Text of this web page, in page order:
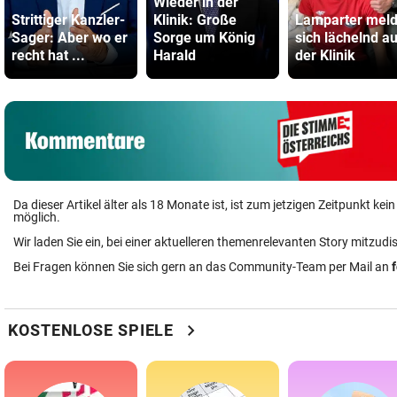
Strittiger Kanzler-
Sager: Aber wo er
recht hat ...
Klinik: Große
Sorge um König
Harald
Lamparter
sich lächelnd
der Klinik
Da dieser Artikel älter als 18 Monate ist, ist zum jetzigen Zeitpunkt
möglich.
Wir laden Sie ein, bei einer aktuelleren themenrelevanten Story
Bei Fragen können Sie sich gern an das Community-Team per Mail an
KOSTENLOSE SPIELE chevron_right